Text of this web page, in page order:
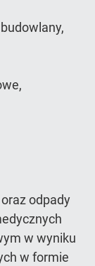
odpady
w wyniku
w formie